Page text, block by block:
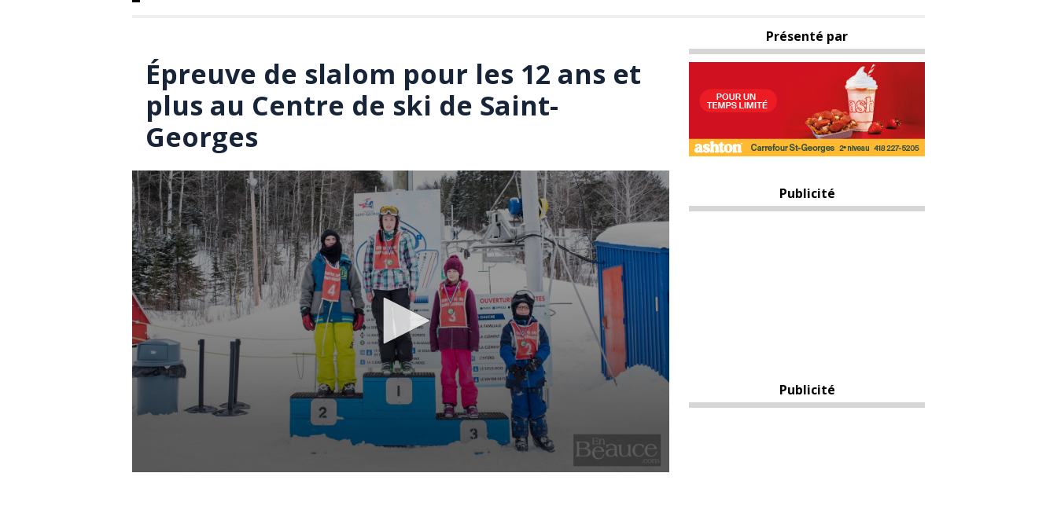
Épreuve de slalom pour les 12 ans et
plus au Centre de ski de Saint-
Georges
Présenté par
Publicité
Publicité